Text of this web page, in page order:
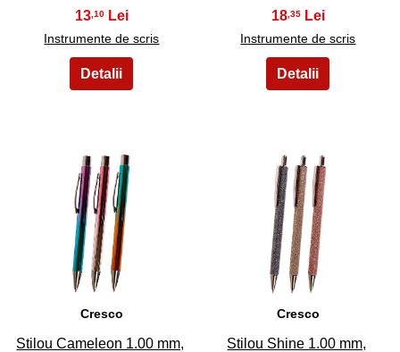
13 ,10
Instrumente de scris
18 ,35
Instrumente de scris
19
Cresco
Stilou Cameleon 1.00 mm,
20
Cresco
Stilou Shine 1.00 mm,